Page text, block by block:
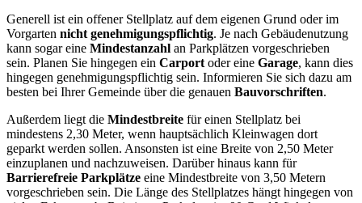
Generell ist ein offener Stellplatz auf dem eigenen Grund oder im
Vorgarten nicht genehmigungspflichtig. Je nach Gebäudenutzung
kann sogar eine Mindestanzahl an Parkplätzen vorgeschrieben
sein. Planen Sie hingegen ein Carport oder eine Garage, kann dies
hingegen genehmigungspflichtig sein. Informieren Sie sich dazu am
besten bei Ihrer Gemeinde über die genauen Bauvorschriften.
Außerdem liegt die Mindestbreite für einen Stellplatz bei
mindestens 2,30 Meter, wenn hauptsächlich Kleinwagen dort
geparkt werden sollen. Ansonsten ist eine Breite von 2,50 Meter
einzuplanen und nachzuweisen. Darüber hinaus kann für
Barrierefreie Parkplätze eine Mindestbreite von 3,50 Metern
vorgeschrieben sein. Die Länge des Stellplatzes hängt hingegen von